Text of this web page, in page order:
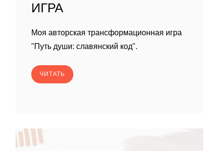
ИГРА
Моя авторская трансформационная игра
"Путь души: славянский код".
ЧИТАТЬ